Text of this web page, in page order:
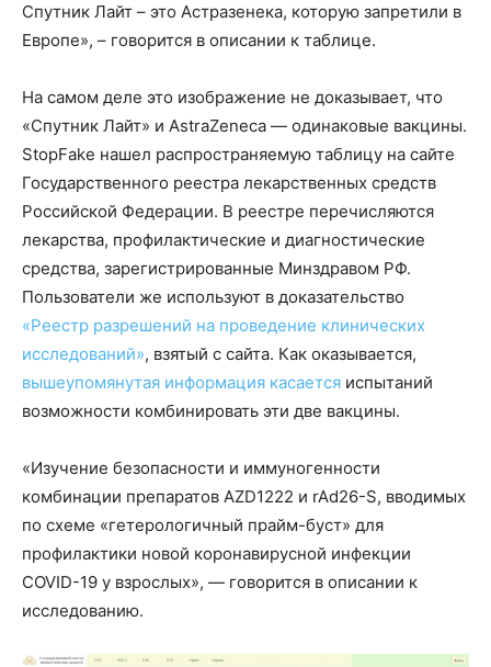
Спутник Лайт – это Астразенека, которую запретили в
Европе», – говорится в описании к таблице.
На самом деле это изображение не доказывает, что
«Спутник Лайт» и AstraZeneca — одинаковые вакцины.
StopFake нашел распространяемую таблицу на сайте
Государственного реестра лекарственных средств
Российской Федерации. В реестре перечисляются
лекарства, профилактические и диагностические
средства, зарегистрированные Минздравом РФ.
Пользователи же используют в доказательство
«Реестр разрешений на проведение клинических
исследований», взятый с сайта. Как оказывается,
вышеупомянутая информация касается испытаний
возможности комбинировать эти две вакцины.
«Изучение безопасности и иммуногенности
комбинации препаратов AZD1222 и rAd26-S, вводимых
по схеме «гетерологичный прайм-буст» для
профилактики новой коронавирусной инфекции
COVID-19 у взрослых», — говорится в описании к
исследованию.